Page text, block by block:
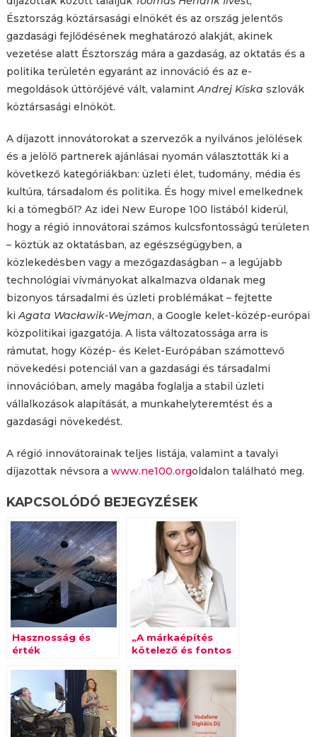
Észtország köztársasági elnökét és az ország jelentős
gazdasági fejlődésének meghatározó alakját, akinek
vezetése alatt Észtország mára a gazdaság, az oktatás és a
politika területén egyaránt az innováció és az e-
megoldások úttörőjévé vált, valamintAndrej Kiska szlovák
köztársasági elnököt.
A díjazott innovátorokat a szervezők a nyilvános jelölések
és a jelölő partnerek ajánlásai nyomán választották ki a
következő kategóriákban: üzleti élet, tudomány, média és
kultúra, társadalom és politika. És hogy mivel emelkednek
ki a tömegből? Az idei New Europe 100 listából kiderül,
hogy a régió innovátorai számos kulcsfontosságú területen
– köztük az oktatásban, az egészségügyben, a
közlekedésben vagy a mezőgazdaságban – a legújabb
technológiai vívmányokat alkalmazva oldanak meg
bizonyos társadalmi és üzleti problémákat – fejtette
kiAgata Wacławik-Wejman, a Google kelet-közép-európai
közpolitikai igazgatója. A lista változatossága arra is
rámutat, hogy Közép- és Kelet-Európában számottevő
növekedési potenciál van a gazdasági és társadalmi
innovációban, amely magába foglalja a stabil üzleti
vállalkozások alapítását, a munkahelyteremtést és a
gazdasági növekedést.
A régió innovátorainak teljes listája, valamint a tavalyi
díjazottak névsora a www.ne100.orgoldalon található meg.
KAPCSOLÓDÓ BEJEGYZÉSEK
Hasznosság és
érték
„A márkaépítés
kötelező és fontos